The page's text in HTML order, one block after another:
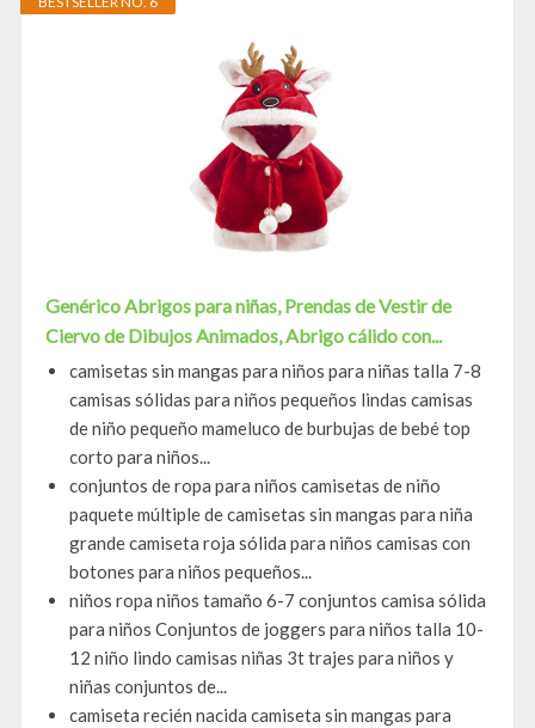
Genérico Abrigos para niñas, Prendas de Vestir de
Ciervo de Dibujos Animados, Abrigo cálido con...
camisetas sin mangas para niños para niñas talla 7-8
camisas sólidas para niños pequeños lindas camisas
de niño pequeño mameluco de burbujas de bebé top
corto para niños...
conjuntos de ropa para niños camisetas de niño
paquete múltiple de camisetas sin mangas para niña
grande camiseta roja sólida para niños camisas con
botones para niños pequeños...
niños ropa niños tamaño 6-7 conjuntos camisa sólida
para niños Conjuntos de joggers para niños talla 10-
12 niño lindo camisas niñas 3t trajes para niños y
niñas conjuntos de...
camiseta recién nacida camiseta sin mangas para